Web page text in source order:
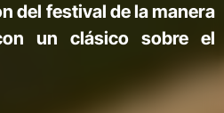
del festival de la manera
un clásico sobre el